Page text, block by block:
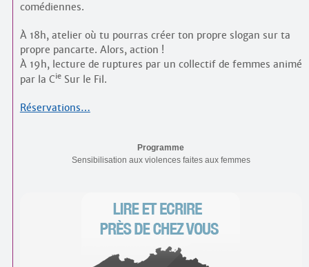
comédiennes.
À 18h, atelier où tu pourras créer ton propre slogan sur ta
propre pancarte. Alors, action !
À 19h, lecture de ruptures par un collectif de femmes animé
par la CieSur le Fil.
Réservations…
Programme
Sensibilisation aux violences faites aux femmes